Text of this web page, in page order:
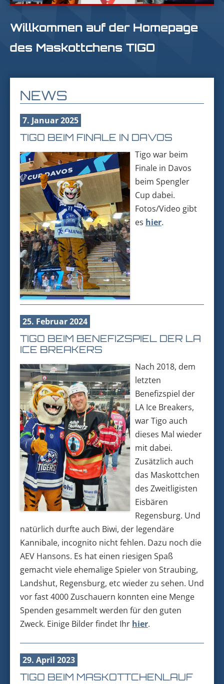
Willkommen auf der Homepage
des Maskottchens TIGO
NEWS
7. Januar 2025
TIGO BEIM FINALE IN DAVOS
Tigo war beim
Finale in Davos
beim Spengler
Cup dabei.
Fotos/Video gibt
es hier.
25. Februar 2024
TIGO BEIM BENEFIZSPIEL DER LA
ICE BREAKERS
Nach 2018, dem
letzten
Benefizspiel der
LA Ice Breakers,
war Tigo auch
dieses Mal wieder
mit dabei.
Zusätzlich auch
das Maskottchen
des Zweitligisten
Eisbären
Regensburg. Und
natürlich durfte auch Biwi, der legendäre
Kannibale, incognito nicht fehlen. Dazu noch die
AEV Hansons. Es hat einen riesigen Spaß
gemacht viele ehemalige Spieler von Straubing,
Landshut, Regensburg, etc wieder zu sehen. Und
vor fast 4000 Zuschauern konnten eine Menge
Spenden gesammelt werden für den guten
Zweck. Einige Bilder findet Ihr hier.
29. April 2023
TIGO BEIM MASKOTTCHENLAUF